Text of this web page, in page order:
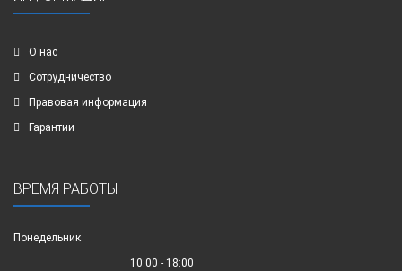
О нас
Сотрудничество
Правовая информация
Гарантии
ВРЕМЯ РАБОТЫ
Понедельник
10:00 - 18:00